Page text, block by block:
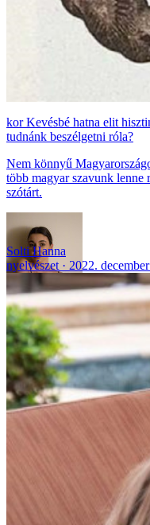
Kevésbé hatna elit
tudnánk beszélgetni róla?
Nem könnyű
több magyar szavunk
szótárt.
Solti Hanna
nyelvészet
2022.